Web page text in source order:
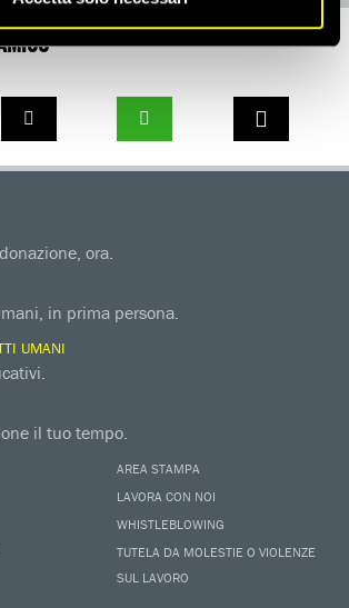
ora.
in prima persona.
UMANI
il tuo tempo.
AREA STAMPA
LAVORA CON NOI
WHISTLEBLOWING
TUTELA DA MOLESTIE O VIOLENZE
SUL LAVORO